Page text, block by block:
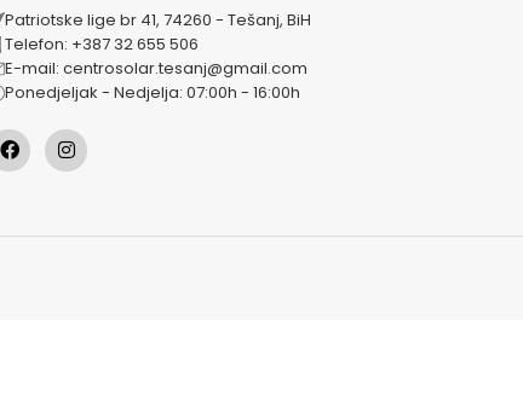
Patriotske lige br 41, 74260 - Tešanj, BiH
Telefon: +387 32 655 506
E-mail: centrosolar.tesanj@gmail.com
Ponedjeljak - Nedjelja: 07:00h - 16:00h